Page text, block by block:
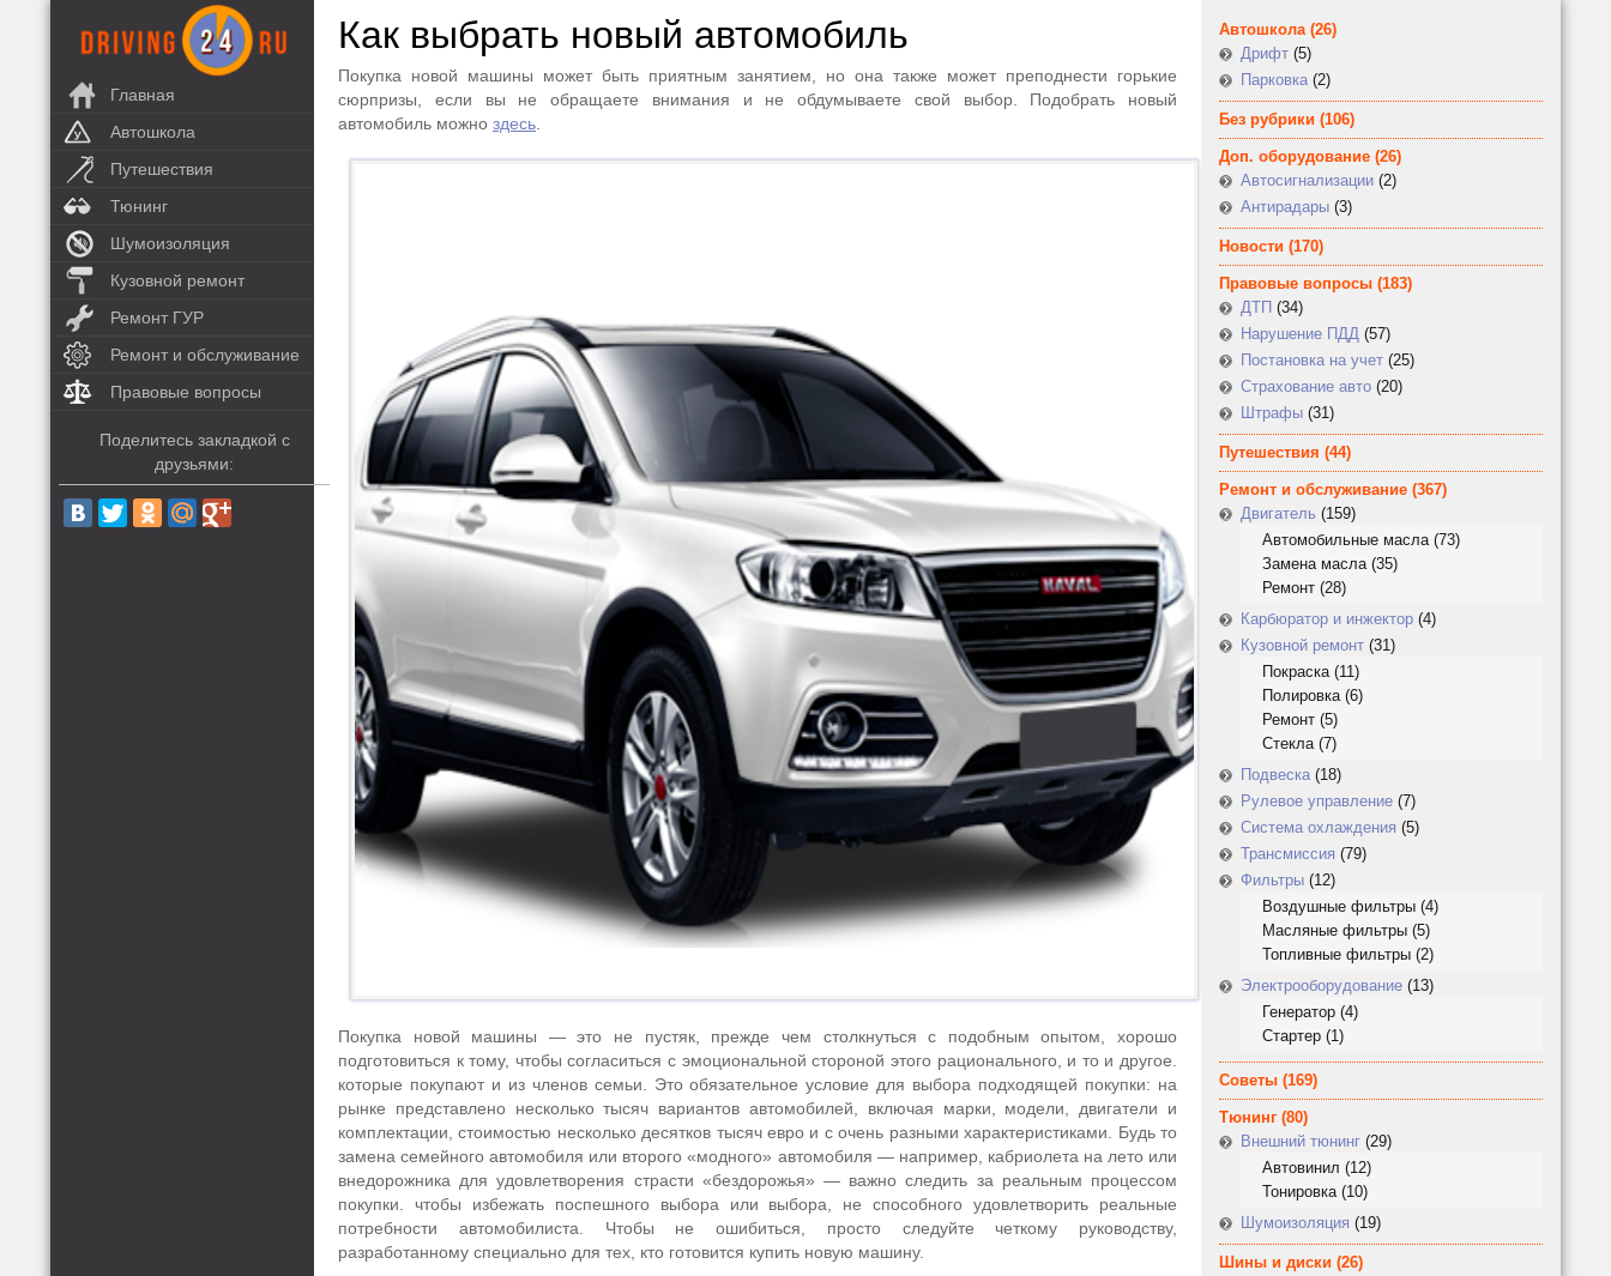
Главная
Автошкола
Путешествия
Тюнинг
Шумоизоляция
Кузовной ремонт
Ремонт ГУР
Ремонт и обслуживание
Правовые вопросы
Поделитесь закладкой с
друзьями:
Как выбрать новый автомобиль
Покупка новой машины может быть приятным занятием, но она также может преподнести горькие
сюрпризы, если вы не обращаете внимания и не обдумываете свой выбор. Подобрать новый
автомобиль можно здесь
Покупка новой машины — это не пустяк, прежде чем столкнуться с подобным опытом, хорошо
подготовиться к тому, чтобы согласиться с эмоциональной стороной этого рационального, и то и другое.
которые покупают и из членов семьи. Это обязательное условие для выбора подходящей покупки: на
рынке представлено несколько тысяч вариантов автомобилей, включая марки, модели, двигатели и
комплектации, стоимостью несколько десятков тысяч евро и с очень разными характеристиками. Будь то
замена семейного автомобиля или второго «модного» автомобиля — например, кабриолета на лето или
внедорожника для удовлетворения страсти «бездорожья» — важно следить за реальным процессом
покупки. чтобы избежать поспешного выбора или выбора, не способного удовлетворить реальные
потребности автомобилиста. Чтобы не ошибиться, просто следуйте четкому руководству,
разработанному специально для тех, кто готовится купить новую машину.
Автошкола(26)
Дрифт (5)
Парковка (2)
Без рубрики (106)
Доп. оборудование (26)
Автосигнализации (2)
Антирадары (3)
Новости (170)
Правовые вопросы (183)
ДТП (34)
Нарушение ПДД (57)
Постановка на учет (25)
Страхование авто (20)
Штрафы (31)
Путешествия (44)
Ремонт и обслуживание (367)
Двигатель (159)
Автомобильные масла(73)
Замена масла(35)
Ремонт (28)
Карбюратор и инжектор (4)
Кузовной ремонт (31)
Покраска(11)
Полировка(6)
Ремонт (5)
Стекла(7)
Подвеска (18)
Рулевое управление (7)
Система охлаждения (5)
Трансмиссия (79)
Фильтры (12)
Воздушные фильтры (4)
Масляные фильтры (5)
Топливные фильтры (2)
Электрооборудование (13)
Генератор (4)
Стартер (1)
Советы (169)
Тюнинг (80)
Внешний тюнинг (29)
Автовинил (12)
Тонировка(10)
Шумоизоляция (19)
Шины и диски (26)